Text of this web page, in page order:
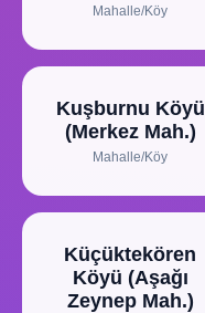
Mahalle/Köy
Kuşburnu Köyü
(Merkez Mah.)
Mahalle/Köy
Küçüktekören
Köyü (Aşağı
Zeynep Mah.)